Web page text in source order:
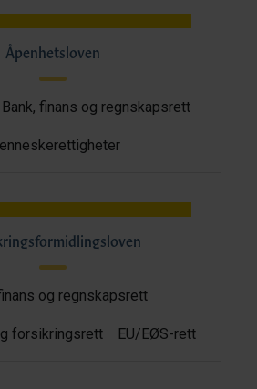
Åpenhetsloven
Bank, finans og regnskapsrett
og regnskapsrett
forsikringsrett EU/EØS-rett